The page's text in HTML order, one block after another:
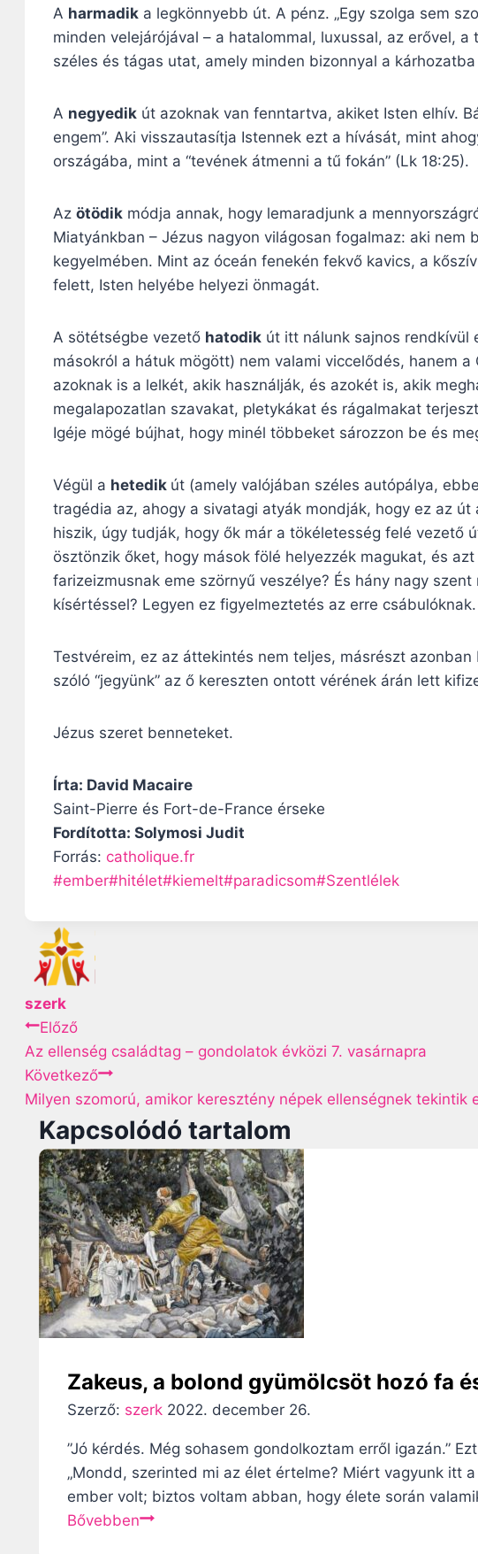
A harmadik a legkönnyebb út. A pénz. „Egy szolga sem
minden velejárójával – a hatalommal, luxussal, az erővel,
széles és tágas utat, amely minden bizonnyal a
A negyedik út azoknak van fenntartva, akiket Isten elhív.
engem”. Aki visszautasítja Istennek ezt a hívását, mint
országába, mint a “tevének átmenni a tű fokán” (Lk 18:25).
Az ötödik módja annak, hogy lemaradjunk a
Miatyánkban – Jézus nagyon világosan fogalmaz: aki
kegyelmében. Mint az óceán fenekén fekvő kavics, a
felett, Isten helyébe helyezi önmagát.
A sötétségbe vezető hatodik út itt nálunk sajnos rendkívül
másokról a hátuk mögött) nem valami viccelődés, hanem
azoknak is a lelkét, akik használják, és azokét is, akik
megalapozatlan szavakat, pletykákat és rágalmakat
Igéje mögé bújhat, hogy minél többeket sározzon be és
Végül a hetedik út (amely valójában széles autópálya,
tragédia az, ahogy a sivatagi atyák mondják, hogy ez az
hiszik, úgy tudják, hogy ők már a tökéletesség felé vezető
ösztönzik őket, hogy mások fölé helyezzék magukat, és
farizeizmusnak eme szörnyű veszélye? És hány nagy
kísértéssel? Legyen ez figyelmeztetés az erre csábulóknak.
Testvéreim, ez az áttekintés nem teljes, másrészt
szóló “jegyünk” az ő kereszten ontott vérének árán lett
Jézus szeret benneteket.
Írta: David Macaire
Saint-Pierre és Fort-de-France érseke
Fordította: Solymosi Judit
Forrás: catholique.fr
P
s
t
T
a
g
s
:
#ember#hitélet#kiemelt#paradicsom#Szentlélek
szerk
B
e
j
g
Előző
Az ellenség családtag – gondolatok évközi 7. vasárnapra
Következő
Milyen szomorú, amikor keresztény népek ellenségnek tekintik
Kapcsolódó tartalom
Zakeus, a bolond gyümölcsöt hozó fa
Szerző: szerk 2022. december 26.
”Jó kérdés. Még sohasem gondolkoztam erről igazán.”
„Mondd, szerinted mi az élet értelme? Miért vagyunk itt
ember volt; biztos voltam abban, hogy élete során
BővebbenZ